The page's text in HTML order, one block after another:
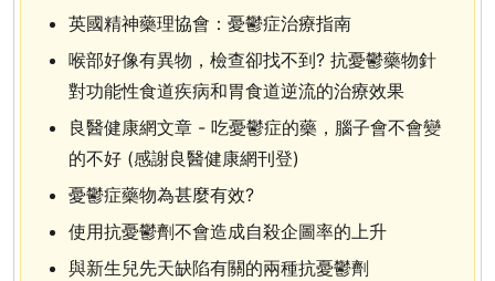
英國精神藥理協會：憂鬱症治療指南
喉部好像有異物，檢查卻找不到? 抗憂鬱藥物針
對功能性食道疾病和胃食道逆流的治療效果
良醫健康網文章 - 吃憂鬱症的藥，腦子會不會變
的不好 (感謝良醫健康網刊登)
憂鬱症藥物為甚麼有效?
使用抗憂鬱劑不會造成自殺企圖率的上升
與新生兒先天缺陷有關的兩種抗憂鬱劑